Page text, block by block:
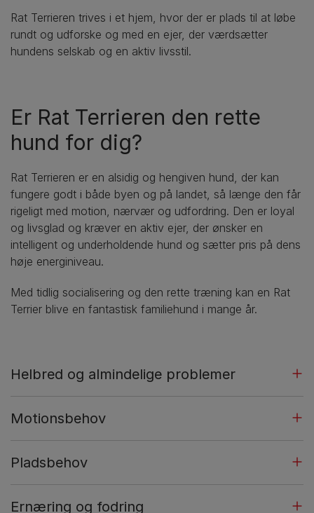
Rat Terrieren trives i et hjem, hvor der er plads til at løbe
rundt og udforske og med en ejer, der værdsætter
hundens selskab og en aktiv livsstil.
Er Rat Terrieren den rette
hund for dig?
Rat Terrieren er en alsidig og hengiven hund, der kan
fungere godt i både byen og på landet, så længe den får
rigeligt med motion, nærvær og udfordring. Den er loyal
og livsglad og kræver en aktiv ejer, der ønsker en
intelligent og underholdende hund og sætter pris på dens
høje energiniveau.
Med tidlig socialisering og den rette træning kan en Rat
Terrier blive en fantastisk familiehund i mange år.
Helbred og almindelige problemer
Motionsbehov
Pladsbehov
Ernæring og fodring